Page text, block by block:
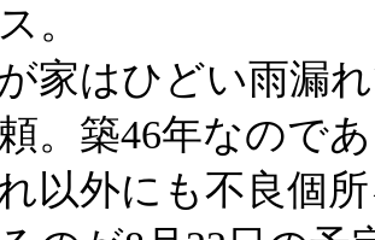
。
家はひどい雨漏
。築46年なので
以外にも不良個